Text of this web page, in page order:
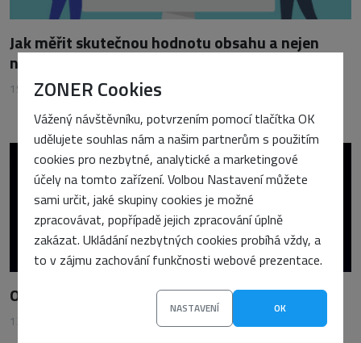
ZONER Cookies
Vážený návštěvníku, potvrzením pomocí tlačítka OK
udělujete souhlas nám a našim partnerům s použitím
cookies pro nezbytné, analytické a marketingové
účely na tomto zařízení. Volbou Nastavení můžete
sami určit, jaké skupiny cookies je možné
zpracovávat, popřípadě jejich zpracování úplně
zakázat. Ukládání nezbytných cookies probíhá vždy, a
to v zájmu zachování funkčnosti webové prezentace.
NASTAVENÍ OK
Jak měřit skutečnou hodnotu obsahu a nejen
návštěvnost
19. ledna 2026 • Petra Sasínová
Od obsahu k důvěře: Jak reálně budovat E-E-A-T
12. května 2026 Petra Sasínová